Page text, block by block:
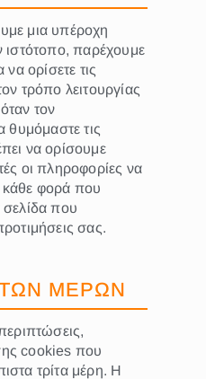
μια υπέροχη
ιστότοπο, παρέχουμε
να ορίσετε τις
τρόπο λειτουργίας
τον
θυμόμαστε τις
να ορίσουμε
οι πληροφορίες να
φορά που
σελίδα που
σας.
ΜΕΡΩΝ
cookies που
τρίτα μέρη. Η